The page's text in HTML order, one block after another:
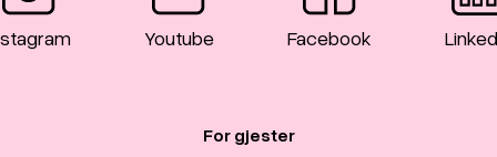
Youtube Facebook
For gjester